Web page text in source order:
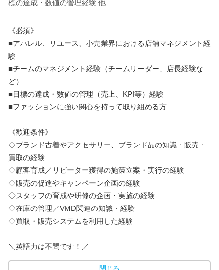
標の達成・数値の管理経験 他
《必須》
■アパレル、リユース、小売業界における店舗マネジメント経
験
■チームのマネジメント経験（チームリーダー、店長経験な
ど）
■目標の達成・数値の管理（売上、KPI等）経験
■ファッションに強い関心を持って取り組める方
《歓迎条件》
◇ブランド古着やアクセサリー、ブランド品の知識・販売・
買取の経験
◇顧客育成／リピーター獲得の施策立案・実行の経験
◇販売の促進やキャンペーン企画の経験
◇スタッフの育成や研修の企画・実施の経験
◇在庫の管理／VMD関連の知識・経験
◇買取・販売システムを利用した経験
＼英語力は不問です！／
閉じる